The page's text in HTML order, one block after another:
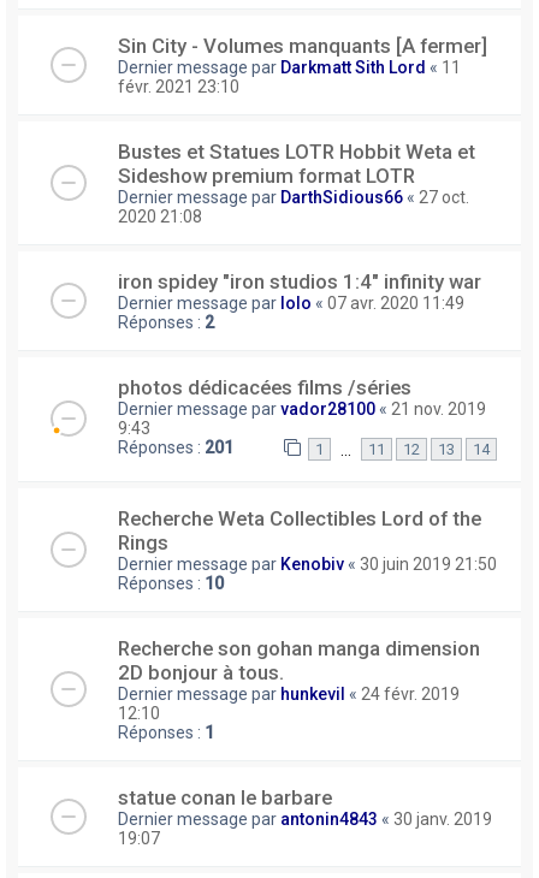
Sin City - Volumes manquants [A fermer]
Dernier message par Darkmatt Sith Lord « 11
févr. 2021 23:10
Bustes et Statues LOTR Hobbit Weta et
Sideshow premium format LOTR
Dernier message par DarthSidious66 « 27 oct.
2020 21:08
iron spidey "iron studios 1:4" infinity war
Dernier message par lolo « 07 avr. 2020 11:49
Réponses : 2
photos dédicacées films /séries
Dernier message parvador28100 « 21 nov. 2019
9:43
Réponses : 201 1 11 12 13 14
Recherche Weta Collectibles Lord of the
Rings
Dernier message par Kenobiv « 30 juin 2019 21:50
Réponses : 10
Recherche son gohan manga dimension
2D bonjour à tous.
Dernier message par hunkevil « 24 févr. 2019
12:10
Réponses : 1
statue conan le barbare
Dernier message par antonin4843 « 30 janv. 2019
19:07